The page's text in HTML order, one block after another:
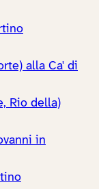
alla Ca' di
Rio della)
in